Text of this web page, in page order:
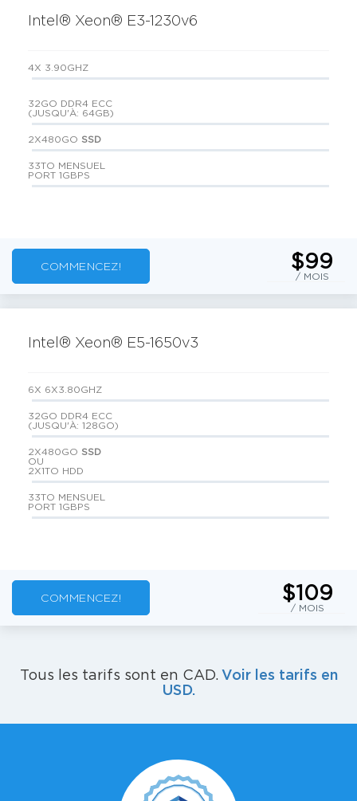
Intel® Xeon® E3-1230v6
4X 3.90GHZ
32GO DDR4 ECC
(JUSQU'À: 64GB)
2X480GO SSD
33TO MENSUEL
PORT 1GBPS
COMMENCEZ! $99
/ MOIS
Intel® Xeon® E5-1650v3
6X 6X3.80GHZ
32GO DDR4 ECC
(JUSQU'À: 128GO)
2X480GO SSD
OU
2X1TO HDD
33TO MENSUEL
PORT 1GBPS
COMMENCEZ! $109
/ MOIS
Tous les tarifs sont en CAD. Voir les tarifs en
USD.